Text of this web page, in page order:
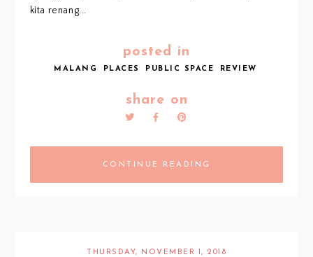
kita renang...
posted in
MALANG PLACES PUBLIC SPACE REVIEW
share on
CONTINUE READING
THURSDAY, NOVEMBER 1, 2018